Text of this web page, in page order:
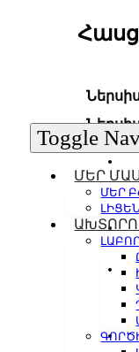
Toggle
ՄԵՐ
ՄԵՐ